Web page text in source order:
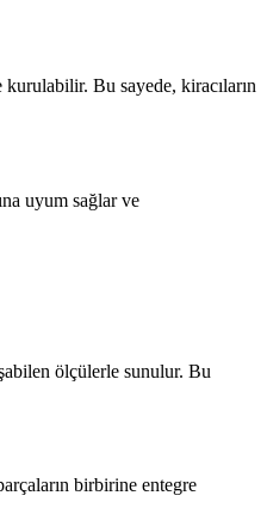
Bu sayede, kiracıların
uyum sağlar ve
ölçülerle sunulur. Bu
birbirine entegre